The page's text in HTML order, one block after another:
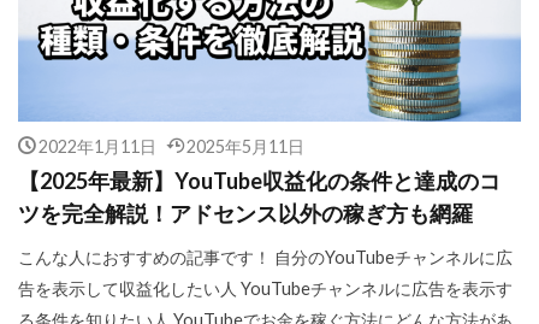
2022年1月11日 2025年5月11日
【2025年最新】YouTube収益化の条件と達成のコ
ツを完全解説！アドセンス以外の稼ぎ方も網羅
こんな人におすすめの記事です！ 自分のYouTubeチャンネルに広
告を表示して収益化したい人 YouTubeチャンネルに広告を表示す
る条件を知りたい人 YouTubeでお金を稼ぐ方法にどんな方法があ